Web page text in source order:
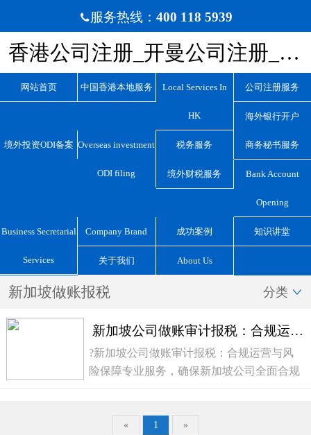
服务热线： 400 118 5939
香港公司注册_开曼公司注册_BVI公司注册_离岸公司注册_宏源国际咨询
网站首页 中国香港本地服务 Local Services In
HK
公司注册服务
海外银行开户
境外投资ODI备案 Overseas investment
ODI filing
税务服务 商务秘书服务
境外财税服务 Bank Account
Opening
Business Secretarial
Services
Company Brand 成功案例 知识讲堂
关于我们 About Us
新加坡做账报税 分类 
新加坡公司做账审计报税：合规运营与风险保障
?新加坡公司做账审计报税：合规运营与风
险保障专业服务，确保新加坡公司全面合规
新加坡注册的公司都必须履行做账、审计和
« 1 »